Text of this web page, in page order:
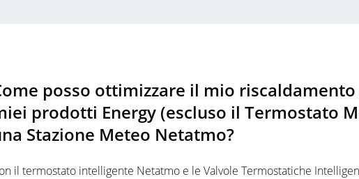
posso ottimizzare il mio
prodotti Energy (escluso il Termostato
Stazione Meteo Netatmo?
il termostato intelligente Netatmo e le Valvole Termostatiche